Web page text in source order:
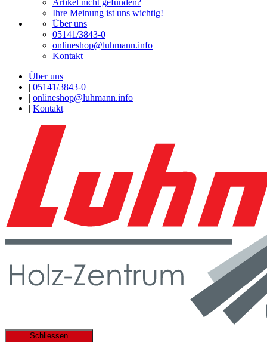
Artikel nicht gefunden?
Ihre Meinung ist uns wichtig!
Über uns
05141/3843-0
onlineshop@luhmann.info
Kontakt
Über uns
| 05141/3843-0
| onlineshop@luhmann.info
| Kontakt
Schliessen